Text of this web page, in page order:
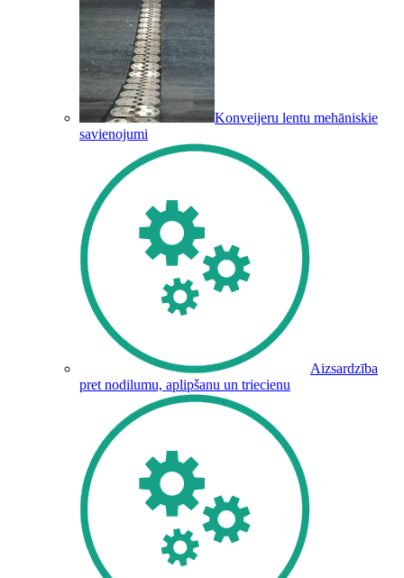
Konveijeru lentu mehāniskie
savienojumi
Aizsardzība
pret nodilumu, aplipšanu un triecienu